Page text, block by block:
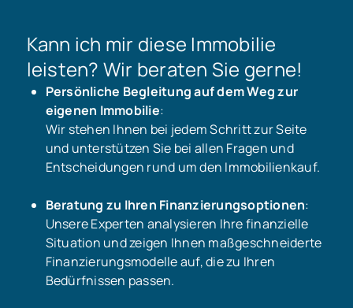
Kann ich mir diese Immobilie
leisten? Wir beraten Sie gerne!
Persönliche Begleitung auf dem Weg zur
eigenen Immobilie:
Wir stehen Ihnen bei jedem Schritt zur Seite
und unterstützen Sie bei allen Fragen und
Entscheidungen rund um den Immobilienkauf.
Beratung zu Ihren Finanzierungsoptionen:
Unsere Experten analysieren Ihre finanzielle
Situation und zeigen Ihnen maßgeschneiderte
Finanzierungsmodelle auf, die zu Ihren
Bedürfnissen passen.